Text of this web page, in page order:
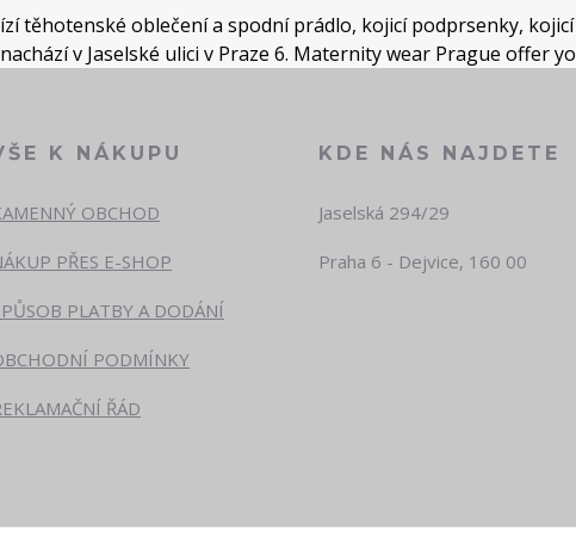
těhotenské oblečení a spodní prádlo, kojicí podprsenky,
v Jaselské ulici v Praze 6. Maternity wear Prague offer
K NÁKUPU
OBCHOD
PŘES E-SHOP
PLATBY A DODÁNÍ
PODMÍNKY
ŘÁD
KDE NÁS NAJDETE
Jaselská 294/29
Praha 6 - Dejvice, 160 00